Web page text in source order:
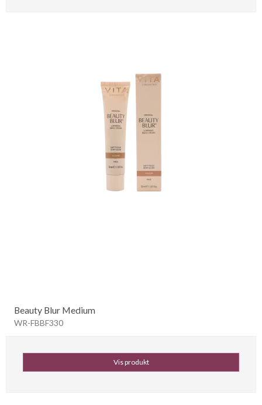
Beauty Blur Medium
WR-FBBF330
Vis produkt